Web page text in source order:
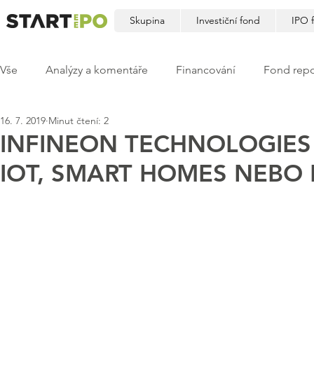
Skupina Investiční fond IPO
Vše Analýzy a komentáře Financování Fond
INFINEON
IOT, SMART HOMES NEBO
16. 7. 2019 Minut čtení: 2